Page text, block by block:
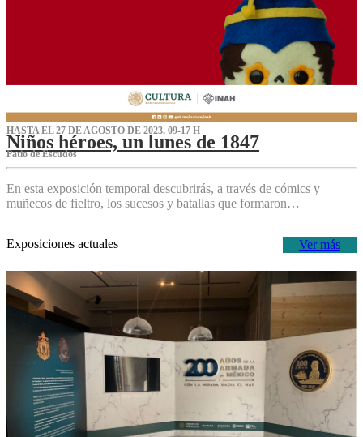
HASTA EL 27 DE AGOSTO DE 2023, 09-17 H
Niños héroes, un lunes de 1847
Patio de Escudos
En esta exposición temporal descubrirás, a través de cómics y
muñecos de fieltro, los sucesos y batallas que formaron…
Ver más
Exposiciones actuales